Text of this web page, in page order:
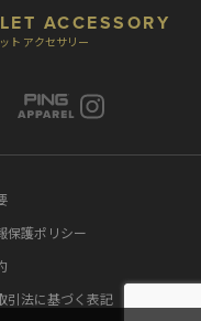
ACCESSORY
ト アクセサリー
保護ポリシー
引法に基づく表記